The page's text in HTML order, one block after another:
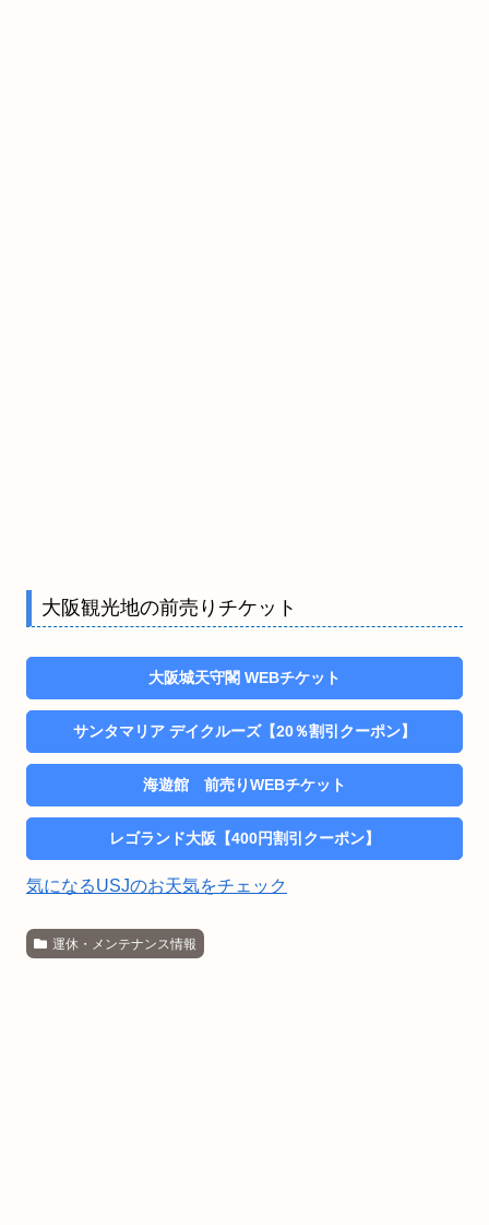
大阪観光地の前売りチケット
大阪城天守閣 WEBチケット
サンタマリア デイクルーズ【20％割引クーポン】
海遊館 前売りWEBチケット
レゴランド大阪【400円割引クーポン】
気になるUSJのお天気をチェック
運休・メンテナンス情報